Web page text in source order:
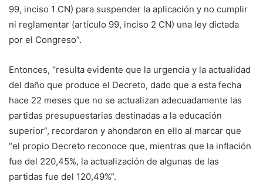
99, inciso 1 CN) para suspender la aplicación y no cumplir
ni reglamentar (artículo 99, inciso 2 CN) una ley dictada
por el Congreso”.
Entonces, “resulta evidente que la urgencia y la actualidad
del daño que produce el Decreto, dado que a esta fecha
hace 22 meses que no se actualizan adecuadamente las
partidas presupuestarias destinadas a la educación
superior”, recordaron y ahondaron en ello al marcar que
“el propio Decreto reconoce que, mientras que la inflación
fue del 220,45%, la actualización de algunas de las
partidas fue del 120,49%”.